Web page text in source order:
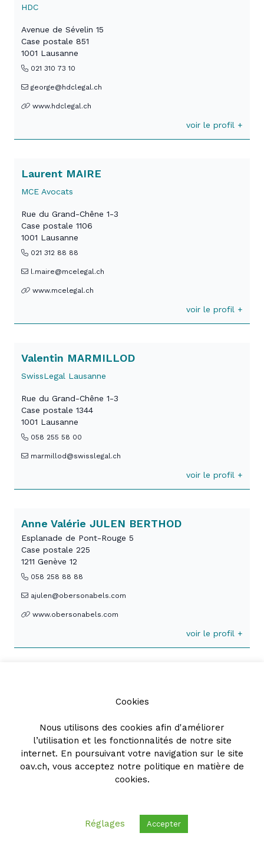
HDC
Avenue de Sévelin 15
Case postale 851
1001 Lausanne
021 310 73 10
george@hdclegal.ch
www.hdclegal.ch
voir le profil +
Laurent MAIRE
MCE Avocats
Rue du Grand-Chêne 1-3
Case postale 1106
1001 Lausanne
021 312 88 88
l.maire@mcelegal.ch
www.mcelegal.ch
voir le profil +
Valentin MARMILLOD
SwissLegal Lausanne
Rue du Grand-Chêne 1-3
Case postale 1344
1001 Lausanne
058 255 58 00
marmillod@swisslegal.ch
voir le profil +
Anne Valérie JULEN BERTHOD
Esplanade de Pont-Rouge 5
Case postale 225
1211 Genève 12
058 258 88 88
ajulen@obersonabels.com
www.obersonabels.com
voir le profil +
Avenue du Théâtre 14
1001 Lausanne
021 313 40 80
pope@letude-fabbro.ch
voir le profil +
Cookies
Nous utilisons des cookies afin d'améliorer
l’utilisation et les fonctionnalités de notre site
internet. En poursuivant votre navigation sur le site
oav.ch, vous acceptez notre politique en matière de
cookies.
Réglages Accepter